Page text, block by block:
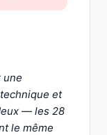
une
et
— les 28
le même